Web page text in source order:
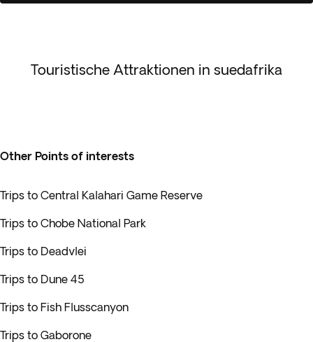
Touristische Attraktionen in suedafrika
Other Points of interests
Trips to Central Kalahari Game Reserve
Trips to Chobe National Park
Trips to Deadvlei
Trips to Dune 45
Trips to Fish Flusscanyon
Trips to Gaborone